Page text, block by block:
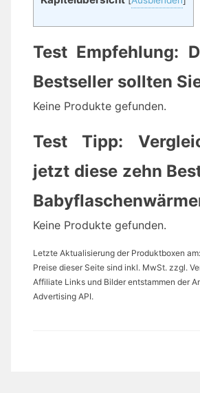
Test Empfehlung:
Bestseller sollten
Keine Produkte gefunden.
Test Tipp:
jetzt diese zehn
Keine Produkte gefunden.
Letzte Aktualisierung der Produktboxen
Preise dieser Seite sind inkl. MwSt. zzgl.
Affiliate Links und Bilder entstammen der
Advertising API.